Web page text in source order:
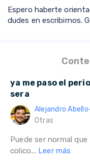
Espero haberte
dudes en escribirnos.
ya me paso el
sera
Alejandro
Otras
Puede ser normal
colico... Leer más